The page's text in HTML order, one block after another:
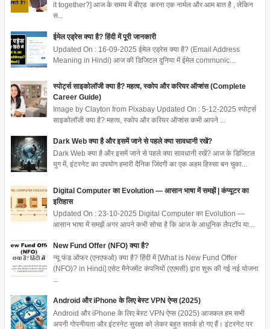
it together?] आज के समय में बीएड करना एक नार्मल और आम बात है , लेकिन
स...
ईमेल एड्रेस क्या है? हिंदी में पूरी जानकारी
Updated On : 16-09-2025 ईमेल एड्रेस क्या है? (Email Address
Meaning in Hindi) आज की डिजिटल दुनिया में ईमेल communic...
स्पोर्ट्स साइकोलॉजी क्या है? महत्व, स्कोप और करियर ऑप्शंस (Complete
Career Guide)
Image by Clayton from Pixabay Updated On : 5-12-2025 स्पोर्ट्स
साइकोलॉजी क्या है? महत्व, स्कोप और करियर ऑप्शंस कभी आपने ...
Dark Web क्या है और इसमें जाने से पहले क्या सावधानी रखें?
Dark Web क्या है और इसमें जाने से पहले क्या सावधानी रखें? आज के डिजिटल
युग में, इंटरनेट का उपयोग हमारी दैनिक जिंदगी का एक अहम हिस्सा बन चुका...
Digital Computer का Evolution — आसान भाषा में समझें | कंप्यूटर का
इतिहास
Updated On : 23-10-2025 Digital Computer का Evolution —
आसान भाषा में समझें अगर आपने कभी सोचा है कि आज के आधुनिक लैपटॉप या...
New Fund Offer (NFO) क्या है?
न्यू फंड ऑफर (एनएफओ) क्या है? हिंदी में [What is New Fund Offer
(NFO)? in Hindi] एसेट मैनेजमेंट कंपनियों (एएमसी) द्वारा शुरू की गई नई योजना
...
Android और iPhone के लिए बेस्ट VPN ऐप्स (2025)
Android और iPhone के लिए बेस्ट VPN ऐप्स (2025) आजकल हम सभी
अपनी गोपनीयता और इंटरनेट सुरक्षा को लेकर बहुत सतर्क हो गए हैं। इंटरनेट पर